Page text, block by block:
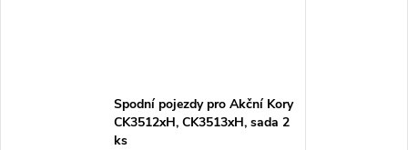
Spodní pojezdy pro Akční Kory
CK3512xH, CK3513xH, sada 2
ks